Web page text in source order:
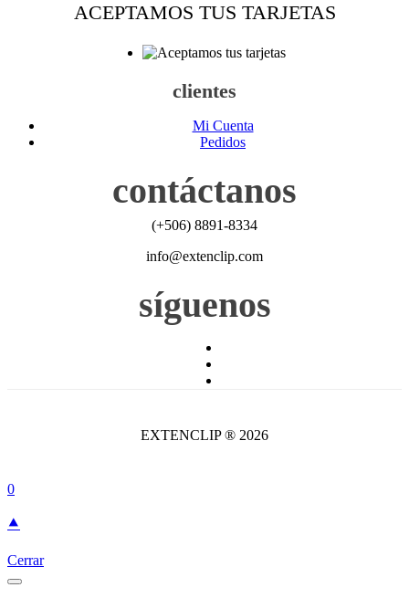
ACEPTAMOS TUS TARJETAS
clientes
Mi Cuenta
Pedidos
contáctanos
(+506) 8891-8334
info@extenclip.com
síguenos
EXTENCLIP ® 2026
0
⯅
Cerrar